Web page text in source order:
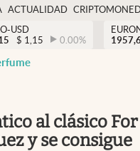
USA
ACTUALIDAD
USD
$ 1,15 0.00%
al clásico For
y se consigue